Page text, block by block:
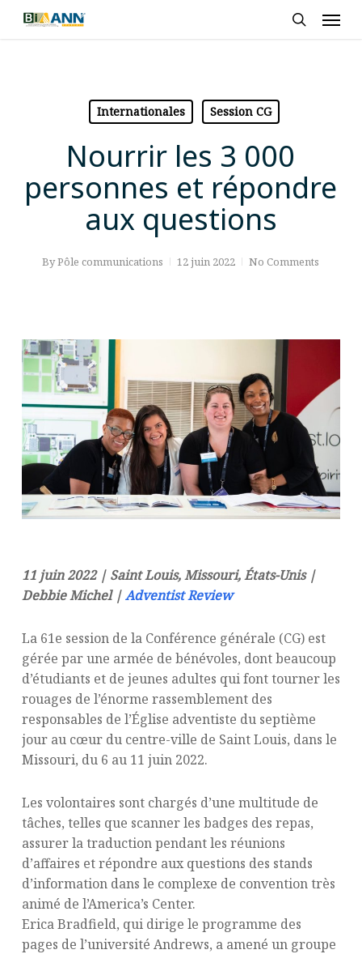
Skip
Internationales Session CG
Nourrir les 3 000
personnes et répondre
aux questions
ByPôle communications 12 juin 2022 No Comments
11 juin 2022 | Saint Louis, Missouri, États-Unis |
Debbie Michel |Adventist Review
La 61e session de la Conférence générale (CG) est
gérée par une armée de bénévoles, dont beaucoup
d’étudiants et de jeunes adultes qui font tourner les
rouages de l’énorme rassemblement des
responsables de l’Église adventiste du septième
jour au cœur du centre-ville de Saint Louis, dans le
Missouri, du 6 au 11 juin 2022.
Les volontaires sont chargés d’une multitude de
tâches, telles que scanner les badges des repas,
assurer la traduction pendant les réunions
d’affaires et répondre aux questions des stands
d’information dans le complexe de convention très
animé de l’America’s Center.
Erica Bradfield, qui dirige le programme des
pages de l’université Andrews, a amené un groupe